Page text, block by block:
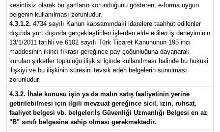
kesintisiz olarak bu şartların korunduğunu gösteren, e-forma uygun
belgenin kullanılması zorunludur.
4.3.1.2. 4734 sayılı Kanun kapsamındaki idarelere taahhüt edilenler
dışında yurt dışında gerçekleştirilen işlerden elde edilen iş deneyiminin
13/1/2011 tarihli ve 6102 sayılı Türk Ticaret Kanununun 195 inci
maddesinin ikinci fıkrası gereğince pay çoğunluğuna dayanarak
kurulan şirketler topluluğu ilişkisi içinde kullanılması halinde bu hukuki
ilişkiyi ve bu ilişkinin süresini tevsik eden belgelerin sunulması
zorunludur.
4.3.2. İhale konusu işin ya da malın satış faaliyetinin yerine
getirilebilmesi için ilgili mevzuat gereğince sicil, izin, ruhsat,
faaliyet belgesi vb. belgeler: İş Güvenliği Uzmanlığı Belgesi en az
"B" sınıfı belgesine sahip olması gerekmektedir.